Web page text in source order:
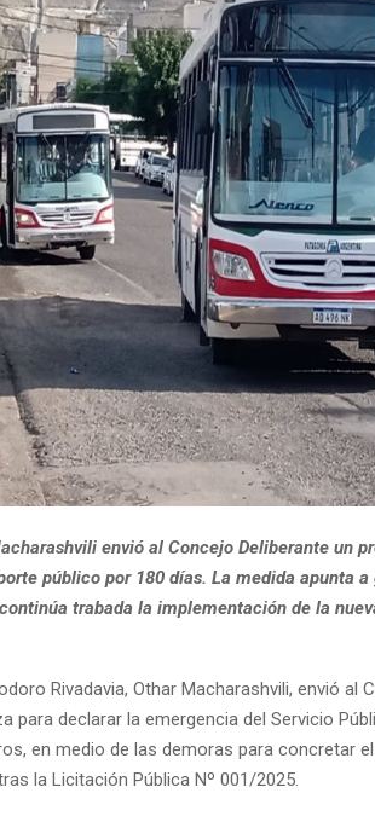
envió al Concejo Deliberante un
público por 180 días. La medida apunta
trabada la implementación de la
Rivadavia, Othar Macharashvili, envió al
para declarar la emergencia del Servicio
en medio de las demoras para concretar
la Licitación Pública Nº 001/2025.